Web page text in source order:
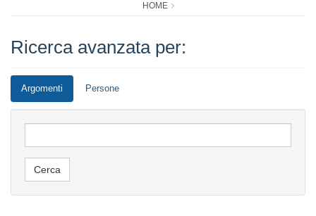
HOME
Ricerca avanzata per:
Argomenti Persone